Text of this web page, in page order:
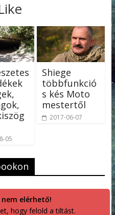
05
Shiege
többfunkció
s kés Moto
mestertől
2017-06-07
elérhető!
hogy felold a tiltást.